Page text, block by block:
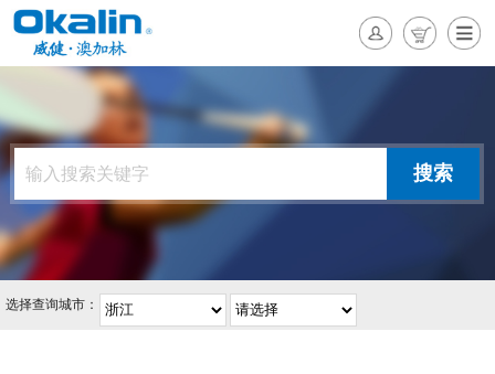
选择查询城市：